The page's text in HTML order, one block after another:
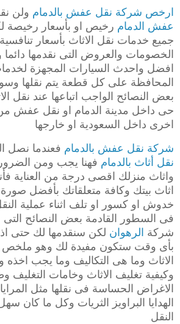
ارخص شركة نقل عفش بالدمام ولن
عفش الدمام رخيص او بأسعار رخيصة
جميع خدمات نقل الاثاث بأسعار
الخصومات والعروض التى نقدمها
افضل واحدث السيارات المجهزة
المحافظة على كل قطعة يتم نقلها
بعض النصائح الواجب اتباعها عند نقل
حى داخل مدينة الدمام او نقل عفش من
اخرى داخل السعودية او خارجها
شركة نقل عفش بالدمام فعندما نصل
نقل أثاث بالدمام فهنا يجب ومن
واثاث منزلك اقصى درجة من العناية
اثاث بيتك وكافة متعلقاتك بأفضل
خدوش او كسور او تلف اثناء عملية
فى السطور القادمة بعض النصائح التى
شركة الرهوان لكن سنقدمها لك حتى
بأى وقت ستكون مفيدة لك وهو
الاثاث وما هى التكاليف وما يجب
وكيفية تغليف الاثاث وخامات التغليف
الاغراض الحساسة فى نقلها مثل
الهدايا البراويز الثريات وكل ما كان
النقل